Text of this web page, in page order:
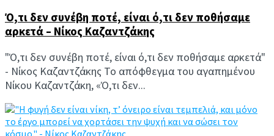
Ό,τι δεν συνέβη ποτέ, είναι ό,τι δεν ποθήσαμε
αρκετά – Νίκος Καζαντζάκης
"Ό,τι δεν συνέβη ποτέ, είναι ό,τι δεν ποθήσαμε αρκετά"
- Νίκος Καζαντζάκης Το απόφθεγμα του αγαπημένου
Νίκου Καζαντζάκη, «Ό,τι δεν...